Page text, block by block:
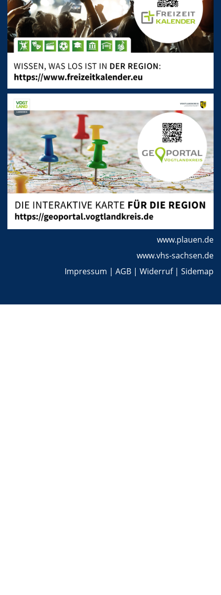
www.plauen.de
www.vhs-sachsen.de
Impressum | AGB | Widerruf| Sidemap